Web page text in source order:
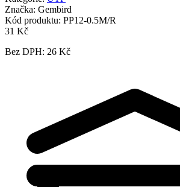
Značka: Gembird
Kód produktu: PP12-0.5M/R
31 Kč
Bez DPH: 26 Kč